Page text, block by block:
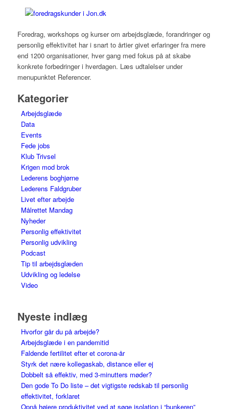
Foredrag, workshops og kurser om arbejdsglæde, forandringer og
personlig effektivitet har i snart to årtier givet erfaringer fra mere
end 1200 organisationer, hver gang med fokus på at skabe
konkrete forbedringer i hverdagen. Læs udtalelser under
menupunktet Referencer.
Kategorier
Arbejdsglæde
Data
Events
Fede jobs
Klub Trivsel
Krigen mod brok
Lederens boghjørne
Lederens Faldgruber
Livet efter arbejde
Målrettet Mandag
Nyheder
Personlig effektivitet
Personlig udvikling
Podcast
Tip til arbejdsglæden
Udvikling og ledelse
Video
Nyeste indlæg
Hvorfor går du på arbejde?
Arbejdsglæde i en pandemitid
Faldende fertilitet efter et corona-år
Styrk det nære kollegaskab, distance eller ej
Dobbelt så effektiv, med 3-minutters møder?
Den gode To Do liste – det vigtigste redskab til personlig
effektivitet, forklaret
Opnå højere produktivitet ved at søge isolation i “bunkeren”